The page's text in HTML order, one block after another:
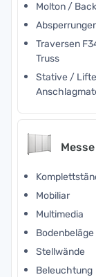
Molton /
Traversen
Truss
Stative /
Messe
Mobiliar
Multimedia
Bodenbeläge
Stellwände
Beleuchtung